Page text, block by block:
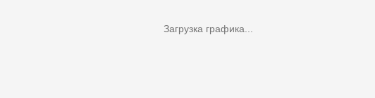
Загрузка графика...